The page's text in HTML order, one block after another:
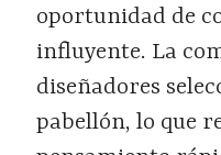
oportunidad de
influyente. La
diseñadores
pabellón, lo que